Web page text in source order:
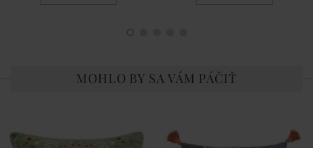
MOHLO BY SA VÁM PÁČIŤ